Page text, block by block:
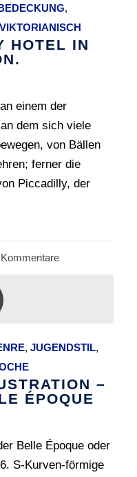
,
VIKTORIANISCH
HOTEL IN
einem der
dem sich viele
von Bällen
ferner die
Piccadilly, der
,JUGENDSTIL,
–
ÉPOQUE
Belle Époque oder
S-Kurven-förmige